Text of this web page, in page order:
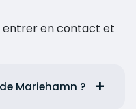
entrer en contact et
Mariehamn ?